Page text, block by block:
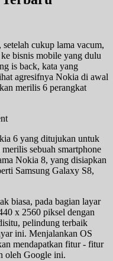
cukup lama vacum,
bisnis mobile yang dulu
is back, kata yang
agresifnya Nokia di awal
merilis 6 perangkat
6 yang ditujukan untuk
sebuah smartphone
Nokia 8, yang disiapkan
Samsung Galaxy S8,
biasa, pada bagian layar
x 2560 piksel dengan
pelindung terbaik
ini. Menjalankan OS
mendapatkan fitur - fitur
oleh Google ini.